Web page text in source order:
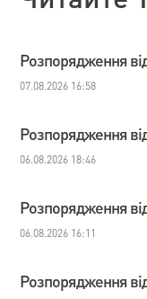
Розпорядження
07.08.2026 16:58
Розпорядження
06.08.2026 18:46
Розпорядження
06.08.2026 16:11
Розпорядження